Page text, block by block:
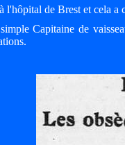
l'hôpital de Brest et cela a
Capitaine de